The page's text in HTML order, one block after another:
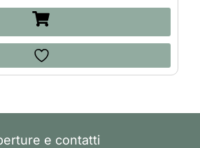
e contatti